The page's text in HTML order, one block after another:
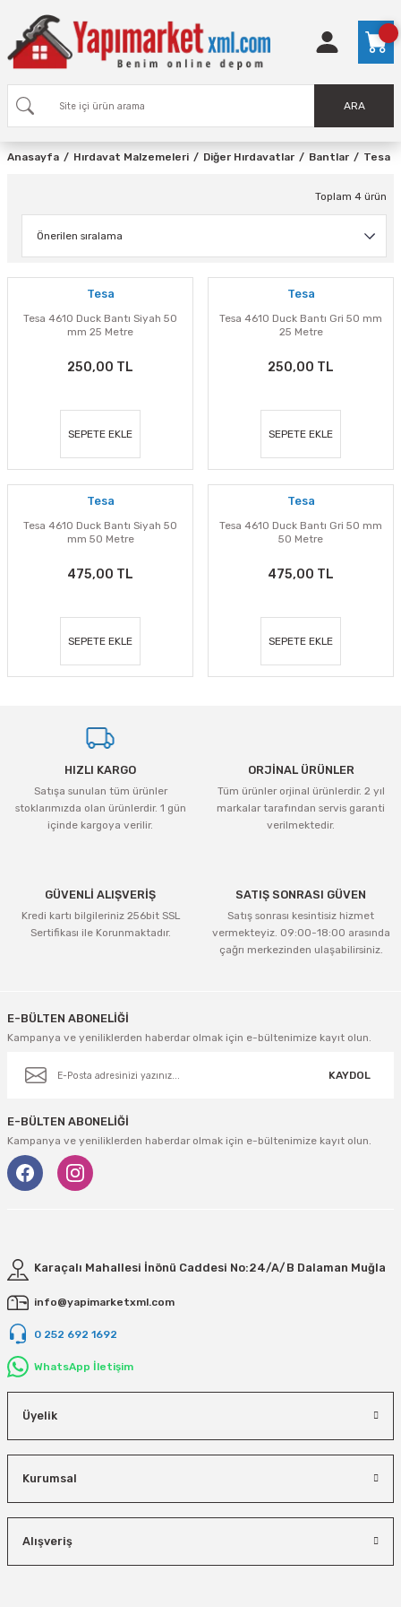
ARA
Anasayfa Hırdavat Malzemeleri Diğer Hırdavatlar Bantlar Tesa
Toplam 4 ürün
Tesa
Tesa 4610 Duck Bantı Siyah 50
mm 25 Metre
250,00 TL
SEPETE EKLE
Tesa
Tesa 4610 Duck Bantı Gri 50 mm
25 Metre
250,00 TL
SEPETE EKLE
Tesa
Tesa 4610 Duck Bantı Siyah 50
mm 50 Metre
475,00 TL
SEPETE EKLE
Tesa
Tesa 4610 Duck Bantı Gri 50 mm
50 Metre
475,00 TL
SEPETE EKLE
HIZLI KARGO
Satışa sunulan tüm ürünler
stoklarımızda olan ürünlerdir. 1 gün
içinde kargoya verilir.
ORJİNAL ÜRÜNLER
Tüm ürünler orjinal ürünlerdir. 2 yıl
markalar tarafından servis garanti
verilmektedir.
GÜVENLİ ALIŞVERİŞ
Kredi kartı bilgileriniz 256bit SSL
Sertifikası ile Korunmaktadır.
SATIŞ SONRASI GÜVEN
Satış sonrası kesintisiz hizmet
vermekteyiz. 09:00-18:00 arasında
çağrı merkezinden ulaşabilirsiniz.
E-BÜLTEN ABONELİĞİ
Kampanya ve yeniliklerden haberdar olmak için e-bültenimize kayıt olun.
KAYDOL
E-BÜLTEN ABONELİĞİ
Kampanya ve yeniliklerden haberdar olmak için e-bültenimize kayıt olun.
Karaçalı Mahallesi İnönü Caddesi No:24/A/B Dalaman Muğla
info@yapimarketxml.com
0 252 692 1692
WhatsApp İletişim
Üyelik
Kurumsal
Alışveriş